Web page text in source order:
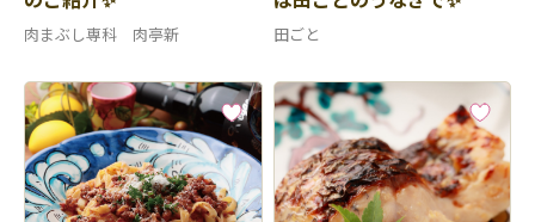
肉まぶし専科 肉亭新 田ごと